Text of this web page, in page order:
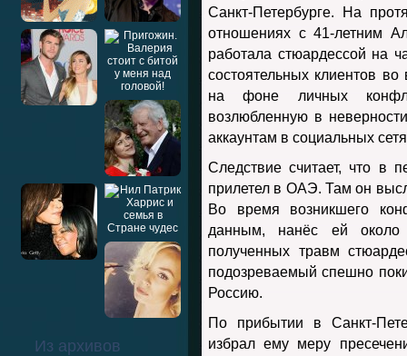
Из архивов
Санкт-Петербурге. На
отношениях с 41-летним
работала стюардессой на
состоятельных клиентов
на фоне личных
возлюбленную в
аккаунтам в социальных
Следствие считает, что в
прилетел в ОАЭ. Там он
Во время возникшего
данным, нанёс ей около
полученных травм
подозреваемый спешно
Россию.
По прибытии в Санкт-
избрал ему меру